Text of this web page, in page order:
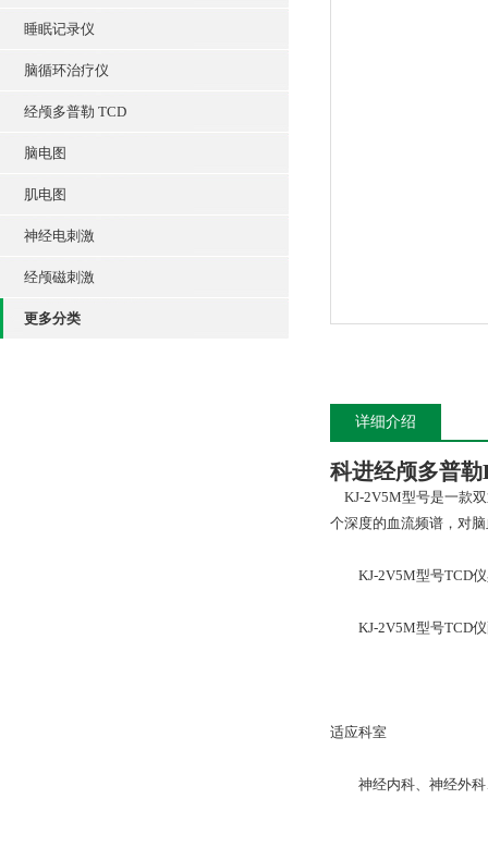
睡眠记录仪
脑循环治疗仪
经颅多普勒 TCD
脑电图
肌电图
神经电刺激
经颅磁刺激
更多分类
详细介绍
科进经颅多普勒
KJ-2V5M型号是一款
个深度的血流频谱，对
KJ-2V5M型号TCD仪
KJ-2V5M型号TCD仪
适应科室
神经内科、神经外科